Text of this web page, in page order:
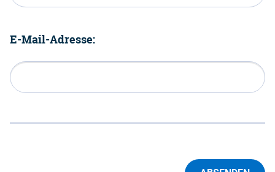
E-Mail-Adresse: